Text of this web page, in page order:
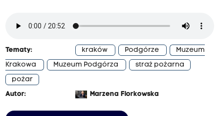
Tematy: kraków Podgórze
Muzeum
Krakowa
Muzeum Podgórza
straż pożarna
pożar
Autor:
Marzena Florkowska